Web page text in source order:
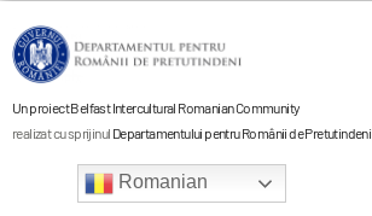
Romanian
Un proiect Belfast Intercultural Romanian Community
realizat cu sprijinul Departamentului pentru Românii de Pretutindeni